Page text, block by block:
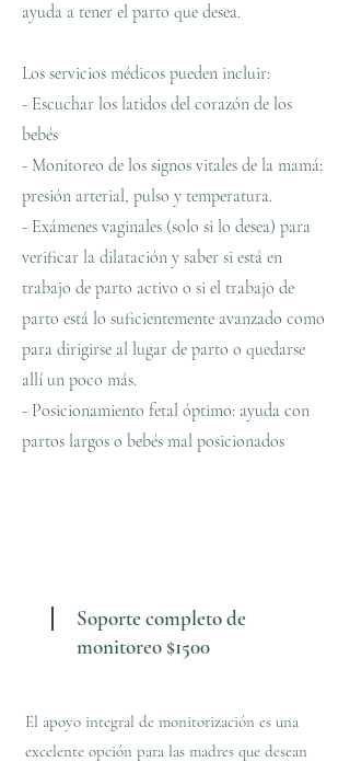
ayuda a tener el parto que desea.
Los servicios médicos pueden incluir:
- Escuchar los latidos del corazón de los
bebés
- Monitoreo de los signos vitales de la mamá:
presión arterial, pulso y temperatura.
- Exámenes vaginales (solo si lo desea) para
verificar la dilatación y saber si está en
trabajo de parto activo o si el trabajo de
parto está lo suficientemente avanzado como
para dirigirse al lugar de parto o quedarse
allí un poco más.
- Posicionamiento fetal óptimo: ayuda con
partos largos o bebés mal posicionados
Soporte completo de
monitoreo $1500
El apoyo integral de monitorización es una
excelente opción para las madres que desean